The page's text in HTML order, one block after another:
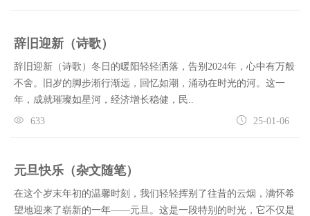
辞旧迎新（诗歌）
辞旧迎新（诗歌）冬日的暖阳轻轻洒落，告别2024年，心中有万般
不舍。旧岁的脚步渐行渐远，回忆如潮，涌动在时光的河。这一
年，成就璀璨如星河，经济增长稳健，民..
633 25-01-06
元旦快乐（杂文随笔）
在这个岁末年初的温馨时刻，我们轻轻挥别了往昔的云烟，满怀希
望地迎来了崭新的一年——元旦。这是一段特别的时光，它不仅是